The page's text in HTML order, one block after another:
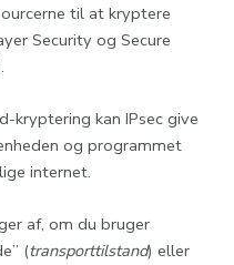
til at kryptere
Security og Secure
kryptering kan IPsec give
og programmet
internet.
af, om du bruger
(transporttilstand) eller